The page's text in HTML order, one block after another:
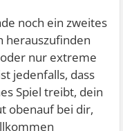
noch ein zweites
herauszufinden
nur extreme
jedenfalls, dass
Spiel treibt, dein
obenauf bei dir,